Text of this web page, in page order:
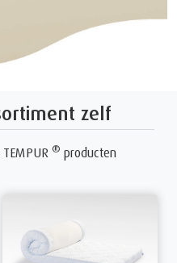
zelf
® producten